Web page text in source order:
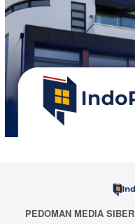
PEDOMAN MEDIA SIBER